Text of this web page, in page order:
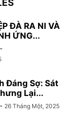
ĐÀ RA NI VÀ
ỨNG...
-
Đáng Sợ: Sát
Lại...
- 26 Tháng Một, 2025